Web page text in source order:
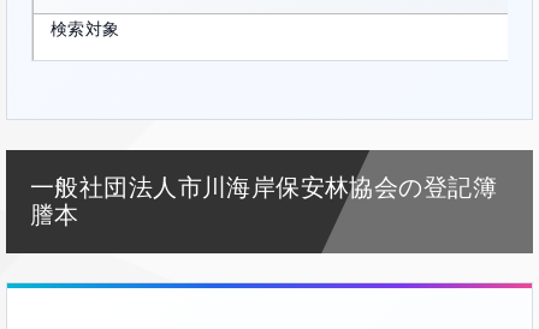
検索対象
一般社団法人市川海岸保安林協会の登記簿
謄本